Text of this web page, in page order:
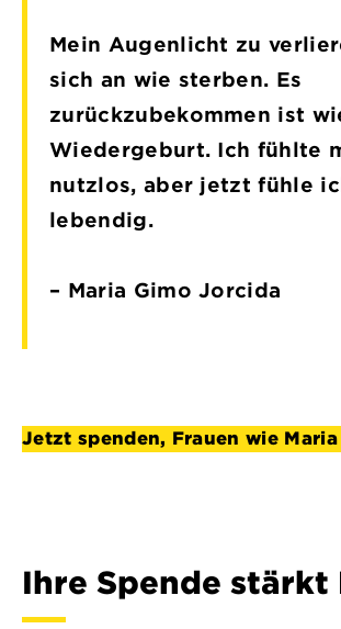
Mein Augenlicht zu
sich an wie sterben. Es
zurückzubekommen ist
Wiedergeburt. Ich fühlte
nutzlos, aber jetzt fühle
lebendig.
– Maria Gimo Jorcida
Jetzt spenden, Frauen wie
Ihre Spende stärkt